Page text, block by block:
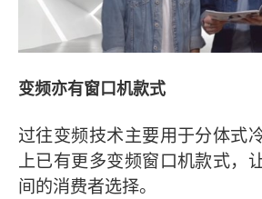
变频亦有窗口机款式
过往变频技术主要用于分体式
上已有更多变频窗口机款式，
间的消费者选择。